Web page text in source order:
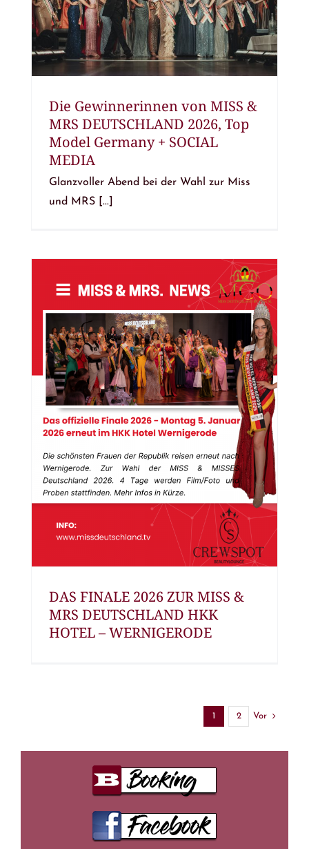
Die Gewinnerinnen von MISS &
MRS DEUTSCHLAND 2026, Top
Model Germany + SOCIAL
MEDIA
Glanzvoller Abend bei der Wahl zur Miss
und MRS [...]
DAS FINALE 2026 ZUR MISS &
MRS DEUTSCHLAND HKK
HOTEL – WERNIGERODE
1 2 Vor